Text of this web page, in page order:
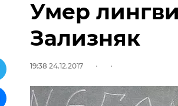
Умер
Зализняк
19:38 24.12.2017